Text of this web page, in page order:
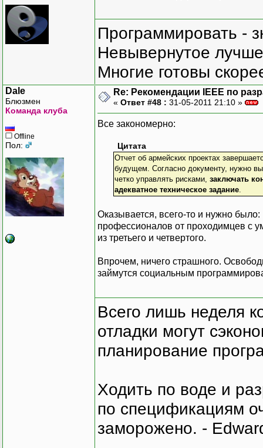
Программировать -
Невывернутое
Многие готовы
Dale
Блюзмен
Команда клуба
Offline
Пол:
Re: Рекомендации IEEE по
« Ответ #48 : 31-05-2011 21:10 »
Все закономерно:
Цитата
Отчет об армейских проектах
будущем. Согласно документу, нужно
четко управлять рисками, заключать
адекватное техническое задание.
Оказывается, всего-то и нужно
профессионалов от проходимцев с
из третьего и четвертого.
Впрочем, ничего страшного.
займутся социальным
Всего лишь неделя
отладки могут
планирование
Ходить по воде и
по спецификациям
заморожено. -